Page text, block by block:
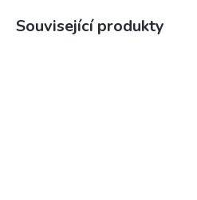
Související produkty